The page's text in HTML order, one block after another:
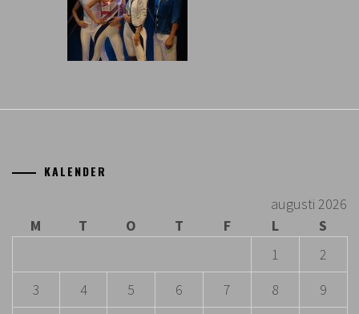
KALENDER
augusti 2026
M
T O T F L
S
1
2
3
4 5 6 7 8
9